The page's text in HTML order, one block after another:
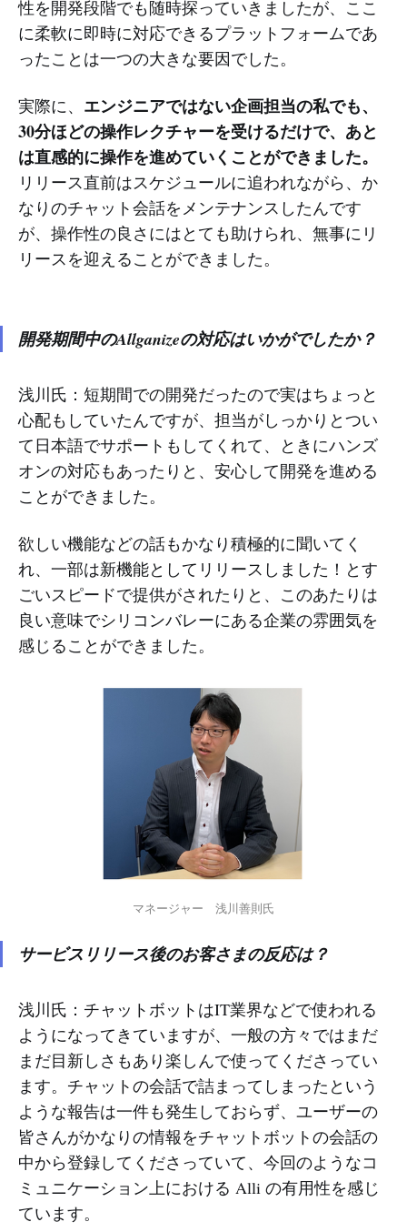
性を開発段階でも随時探っていきましたが、ここ
に柔軟に即時に対応できるプラットフォームであ
ったことは一つの大きな要因でした。
実際に、 エンジニアではない企画担当の私でも、
30分ほどの操作レクチャーを受けるだけで、あと
は直感的に操作を進めていくことができました。
リリース直前はスケジュールに追われながら、か
なりのチャット会話をメンテナンスしたんです
が、操作性の良さにはとても助けられ、無事にリ
リースを迎えることができました。
開発期間中のAllganizeの対応はいかがでしたか？
浅川氏：短期間での開発だったので実はちょっと
心配もしていたんですが、担当がしっかりとつい
て日本語でサポートもしてくれて、ときにハンズ
オンの対応もあったりと、安心して開発を進める
ことができました。
欲しい機能などの話もかなり積極的に聞いてく
れ、一部は新機能としてリリースしました！とす
ごいスピードで提供がされたりと、このあたりは
良い意味でシリコンバレーにある企業の雰囲気を
感じることができました。
マネージャー　浅川善則氏
サービスリリース後のお客さまの反応は？
浅川氏：チャットボットはIT業界などで使われる
ようになってきていますが、一般の方々ではまだ
まだ目新しさもあり楽しんで使ってくださってい
ます。チャットの会話で詰まってしまったという
ような報告は一件も発生しておらず、ユーザーの
皆さんがかなりの情報をチャットボットの会話の
中から登録してくださっていて、今回のようなコ
ミュニケーション上における Alli の有用性を感じ
ています。